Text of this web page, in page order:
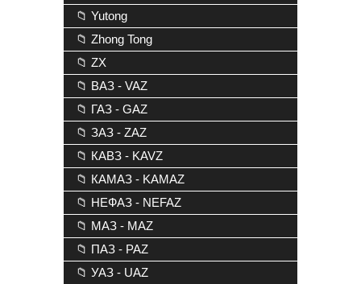
📁 Yutong
📁 Zhong Tong
📁 ZX
📁 ВАЗ - VAZ
📁 ГАЗ - GAZ
📁 ЗАЗ - ZAZ
📁 КАВЗ - KAVZ
📁 КАМАЗ - KAMAZ
📁 НЕФАЗ - NEFAZ
📁 МАЗ - MAZ
📁 ПАЗ - PAZ
📁 УАЗ - UAZ